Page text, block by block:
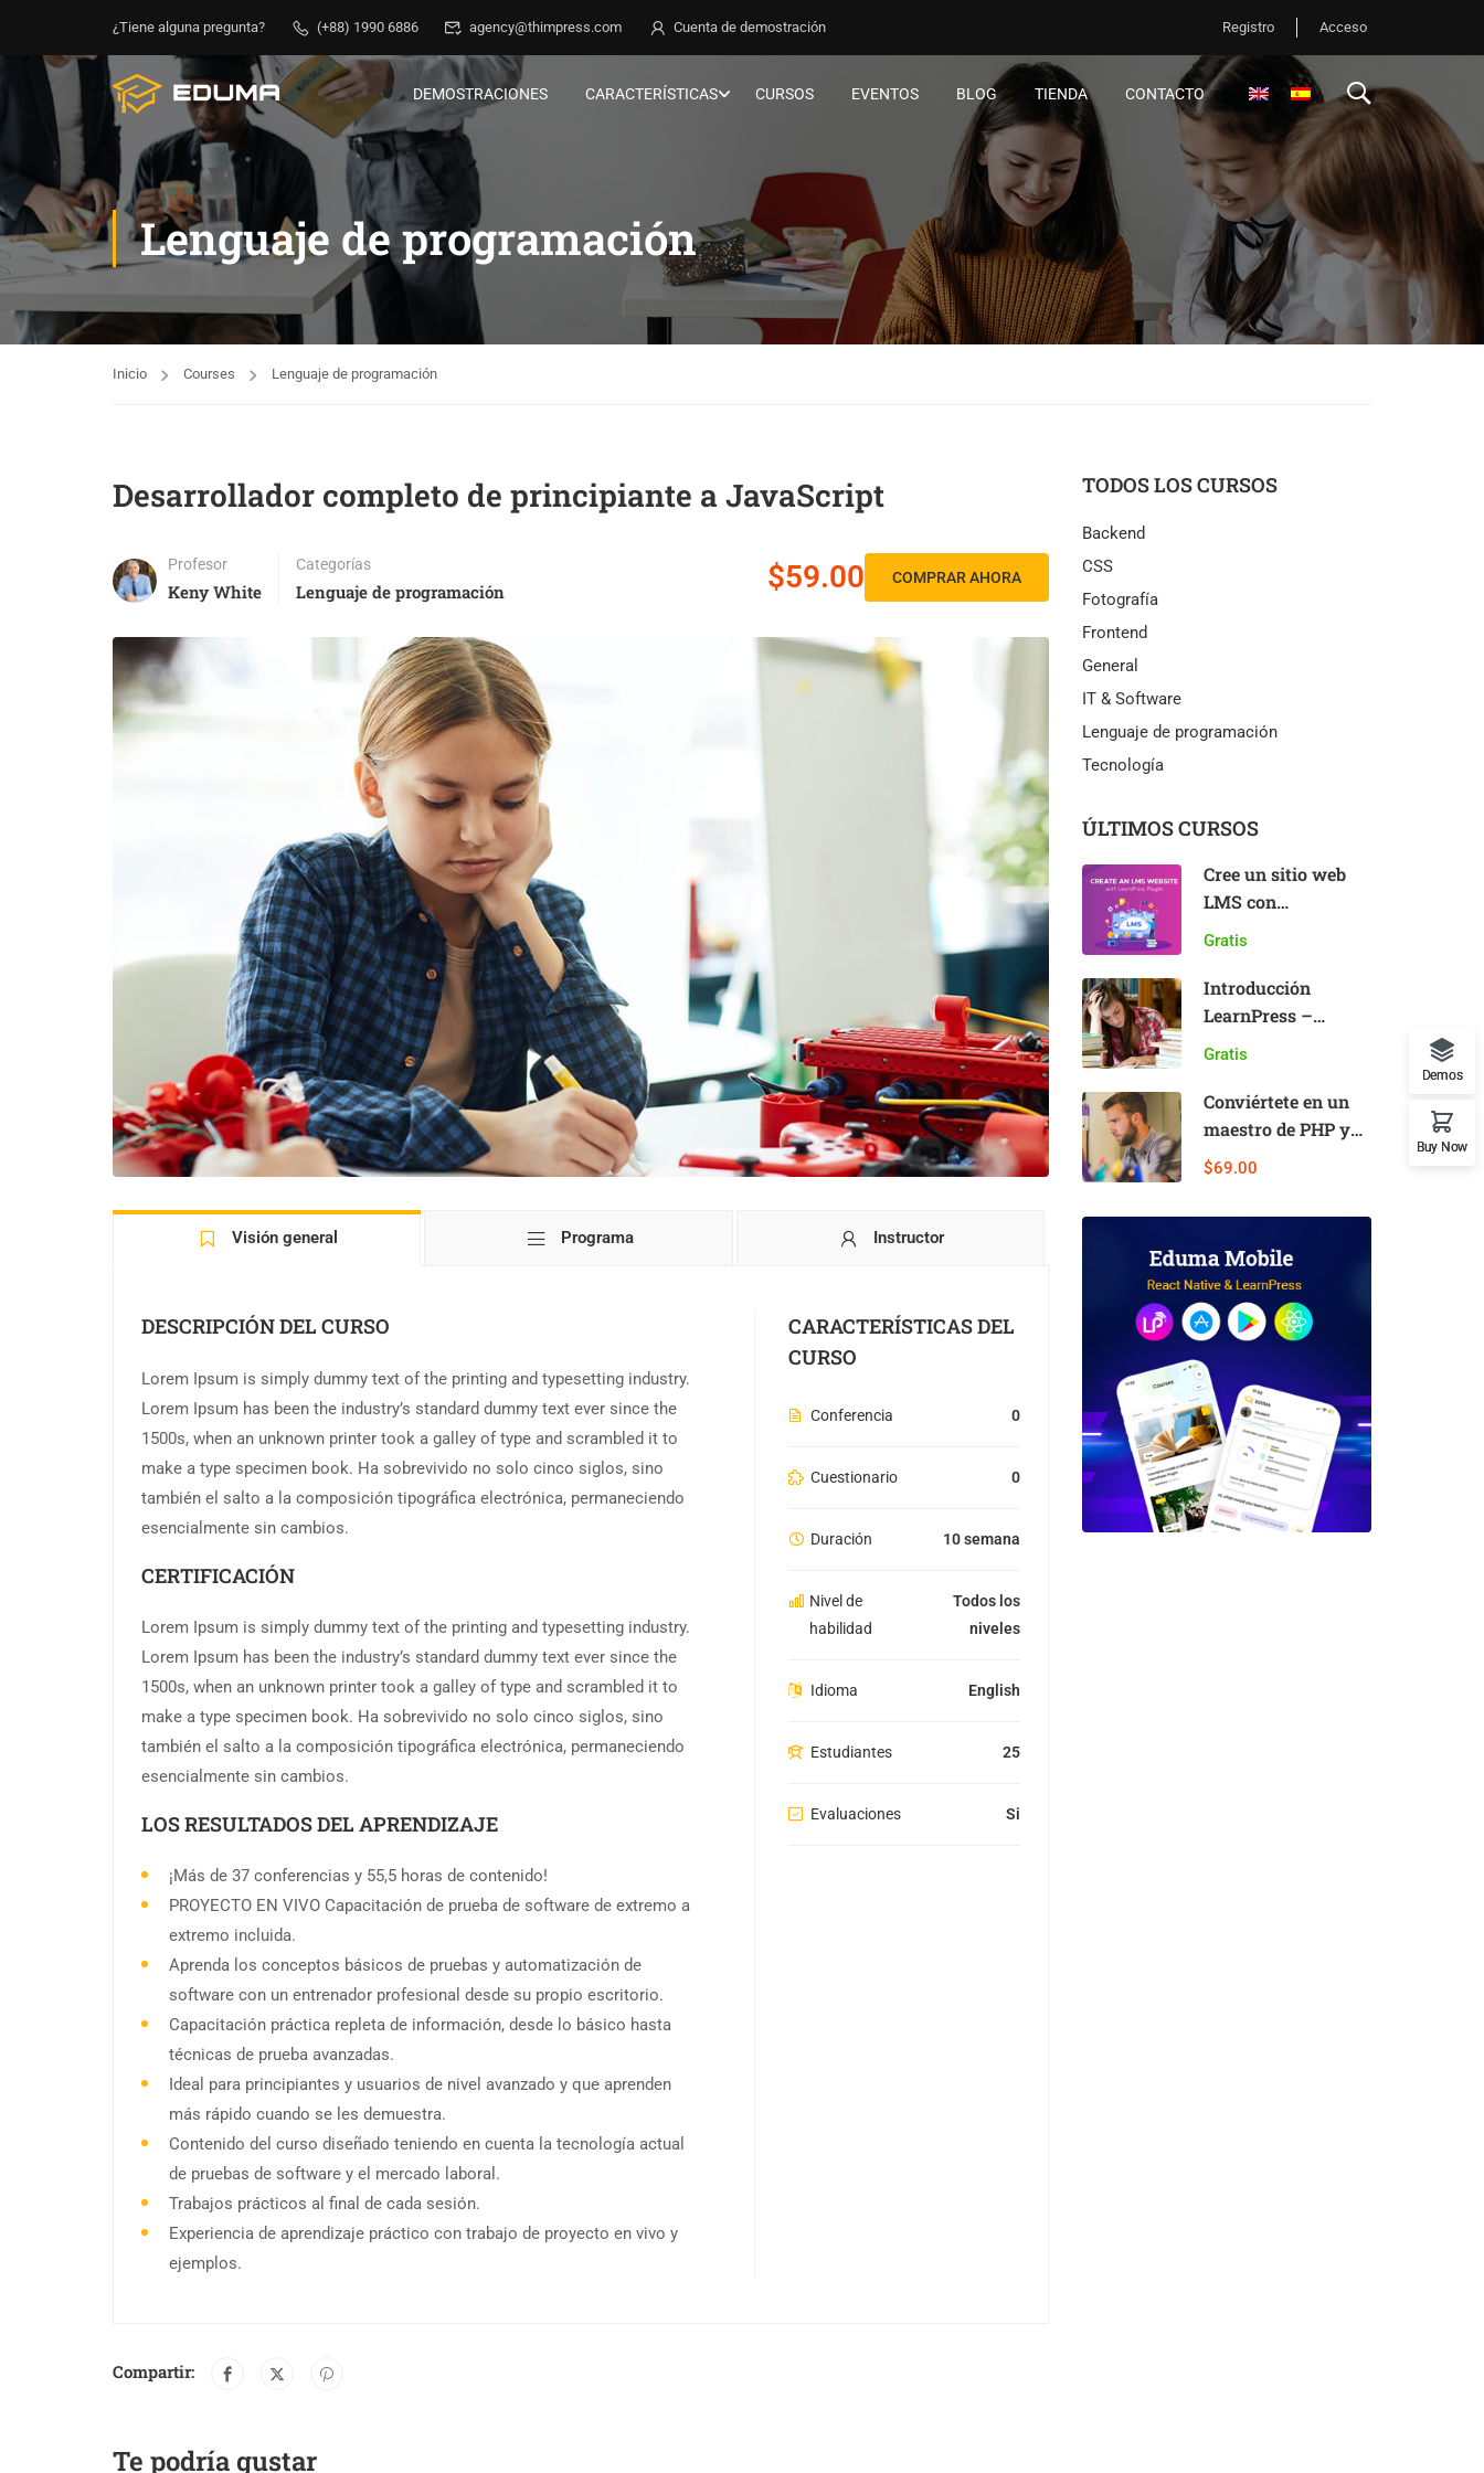
¿Tiene alguna pregunta? (+88) 1990 6886 agency@thimpress.com Cuenta de demostración Registro Acceso
DEMOSTRACIONES CARACTERÍSTICAS CURSOS EVENTOS BLOG TIENDA CONTACTO
Lenguaje de programación
Inicio Courses Lenguaje de programación
Desarrollador completo de principiante a JavaScript
Profesor
Keny White
Categorías
Lenguaje de programación $59.00 COMPRAR AHORA
Visión general Programa Instructor
DESCRIPCIÓN DEL CURSO
Lorem Ipsum is simply dummy text of the printing and typesetting industry.
Lorem Ipsum has been the industry’s standard dummy text ever since the
1500s, when an unknown printer took a galley of type and scrambled it to
make a type specimen book. Ha sobrevivido no solo cinco siglos, sino
también el salto a la composición tipográfica electrónica, permaneciendo
esencialmente sin cambios.
CERTIFICACIÓN
Lorem Ipsum is simply dummy text of the printing and typesetting industry.
Lorem Ipsum has been the industry’s standard dummy text ever since the
1500s, when an unknown printer took a galley of type and scrambled it to
make a type specimen book. Ha sobrevivido no solo cinco siglos, sino
también el salto a la composición tipográfica electrónica, permaneciendo
esencialmente sin cambios.
LOS RESULTADOS DEL APRENDIZAJE
¡Más de 37 conferencias y 55,5 horas de contenido!
PROYECTO EN VIVO Capacitación de prueba de software de extremo a
extremo incluida.
Aprenda los conceptos básicos de pruebas y automatización de
software con un entrenador profesional desde su propio escritorio.
Capacitación práctica repleta de información, desde lo básico hasta
técnicas de prueba avanzadas.
Ideal para principiantes y usuarios de nivel avanzado y que aprenden
más rápido cuando se les demuestra.
Contenido del curso diseñado teniendo en cuenta la tecnología actual
de pruebas de software y el mercado laboral.
Trabajos prácticos al final de cada sesión.
Experiencia de aprendizaje práctico con trabajo de proyecto en vivo y
ejemplos.
CARACTERÍSTICAS DEL
CURSO
Conferencia 0
Cuestionario 0
Duración 10 semana
Nivel de
habilidad
Todos los
niveles
Idioma English
Estudiantes 25
Evaluaciones Si
Compartir:
Te podría gustar
TODOS LOS CURSOS
Backend
CSS
Fotografía
Frontend
General
IT & Software
Lenguaje de programación
Tecnología
ÚLTIMOS CURSOS
Cree un sitio web
LMS con
LearnPress
Gratis
Introducción
LearnPress –
Complemento LMS
Gratis
Conviértete en un
maestro de PHP y
gana dinero
$69.00
Demos
Buy Now